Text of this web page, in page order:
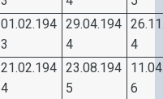
01.02.194
3
29.04.194
4
4
21.02.194
4
23.08.194
5
11.0
6